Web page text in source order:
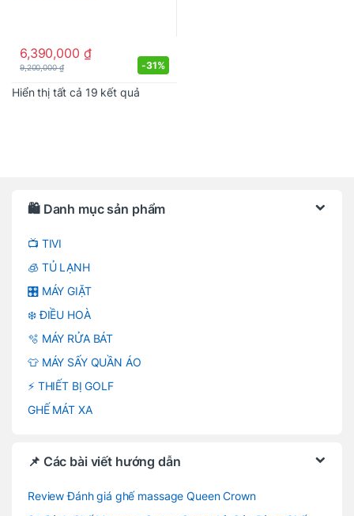
6,390,000 ₫
9,200,000₫ -31%
Hiển thị tất cả 19 kết quảĐược sắp xếp theo mới nhất
🛍️ Danh mục sản phẩm
📺 TIVI
🧊 TỦ LẠNH
🎛️ MÁY GIẶT
❄️ ĐIỀU HOÀ
🫧 MÁY RỬA BÁT
👕 MÁY SẤY QUẦN ÁO
⚡ THIẾT BỊ GOLF
GHẾ MÁT XA
📌 Các bài viết hướng dẫn
Review Đánh giá ghế massage Queen Crown